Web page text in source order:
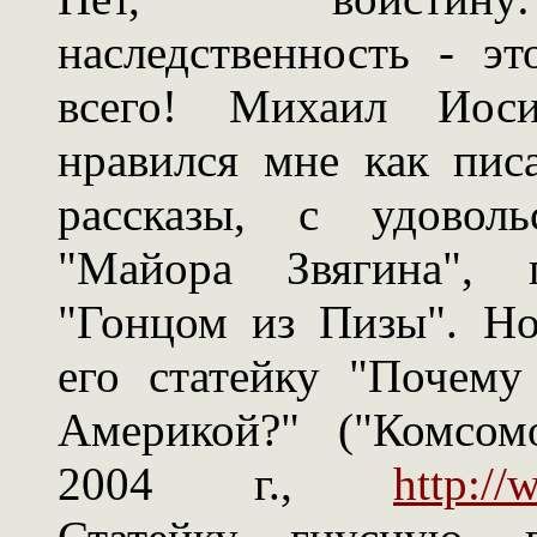
наследственность -
всего! Михаил
нравился мне как
рассказы, с
"Майора Звягина",
"Гонцом из Пизы".
его статейку
Америкой?"
2004 г., http://